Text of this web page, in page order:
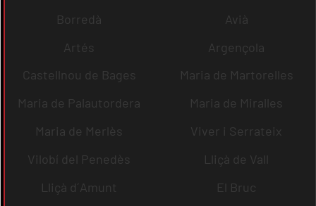
Borredà
Avià
Artés
Argençola
Castellnou de Bages
Maria de Martorelles
Maria de Palautordera
Maria de Miralles
Maria de Merlès
Viver i Serrateix
Vilobí del Penedès
Lliçà de Vall
Lliçà d´Amunt
El Bruc